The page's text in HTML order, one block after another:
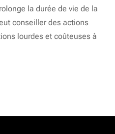
la durée de vie de la
conseiller des actions
lourdes et coûteuses à